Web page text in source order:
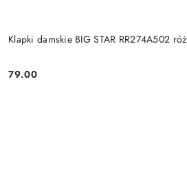
Klapki damskie BIG STAR RR274A502 róż
Cena:
79.00